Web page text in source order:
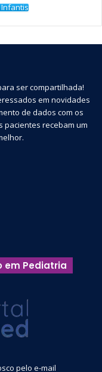
ocorrem
a graus
falar dormindo,
presença de sinais
periodontais é
a dentição
músculos, entre
afetados pela dor,
Infantis
ser compartilhada!
em novidades
de dados com os
pacientes recebam um
em Pediatria
pelo e-mail